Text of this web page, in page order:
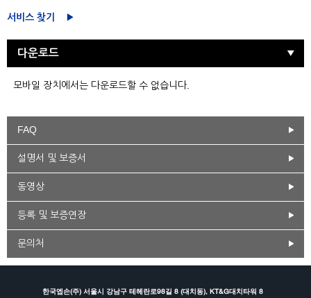
서비스 찾기
다운로드
모바일 장치에서는 다운로드할 수 없습니다.
FAQ
설명서 및 보증서
동영상
등록 및 보증연장
문의처
한국엡손(주) 서울시 강남구 테헤란로98길 8 (대치동), KT&G대치타워 8